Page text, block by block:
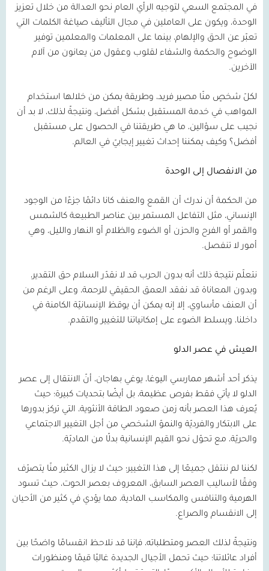
في المجتمع السعي لتوجيه الرأي العام نحو العدالة من خلال تعزيز
الوحدة، ويكون على العاملين في مجال التأليف صياغة الكلمات التي
تعبّر عن الحق والإلهام، بينما على المعلمات والمعلمين توفير
الوضوح والحكمة والشفاء لقلوب وعقول من يعانون من آلام
الآخرين.
لكلّ شخصٍ منّا مصير فريد، وطريقة يمكن من خلالها استخدام
المواهب في خدمة المستقبل بشكل أفضل، ونتيجةً لذلك، لا بد أن
نجيب على سؤالين، ما هي طريقتنا في الحصول على مستقبل
أفضل؟ وكيف يمكننا إحداث تغيير إيجابيّ في العالم.
من الانفصال إلى الوحدة
من الحكمة أن ندرك أن القمع والعنف كانا دائمًا جزءًا من الوجود
الإنساني، مثل التفاعل المستمر بين عناصر الطبيعة كالشمس
والقمر أو الفرح والحزن أو الضوء والظلام أو النهار والليل، وهي
أمور لا تنفصل.
نتعلّم نتيجة ذلك أنه بدون الحرب قد لا نقدّر السلام حق التقدير،
وبدون المعاناة قد نفقد العمق الحقيقي للرحمة، وعلى الرغم من
أن العنف مأساوي، إلا إنه يمكن أن يوقظ الإنسانيّة الكامنة في
داخلنا، ويسلط الضوء على إمكانياتنا للتغيير والتقدم.
العيش في عصر الدلو
يذكر أحد أشهر ممارسي اليوغا، يوغي بهاجان، أنّ الانتقال إلى عصر
الدلو لا يأتي فقط بفرص عظيمة، بل أيضًا بتحديات كبيرة؛ حيث
يُعرف هذا العصر بأنه زمن صعود الطاقة الأنثوية، التي تركز بدورها
على الابتكار والفرديّة والنموّ الشخصي من أجل التغيير الاجتماعي
والحريّة، مع تحوّل نحو القيم الإنسانية بدلًا من الماديّة.
لكننا لم ننتقل جميعًا إلى هذا التغيير؛ حيث لا يزال الكثير منّا يتصرّف
وفقًا لأساليب العصر السابق، المعروف بعصر الحوت، حيث تسود
الهرمية والتنافس والمكاسب المادية، مما يؤدي في كثير من الأحيان
إلى الانقسام والصراع.
ونتيجةً لذلك العصر ومتطلباته، فإننا قد نلاحظ انقسامًا واضحًا بين
أفراد عائلاتنا؛ حيث تحمل الأجيال الجديدة غالبًا قيمًا ومنظورات